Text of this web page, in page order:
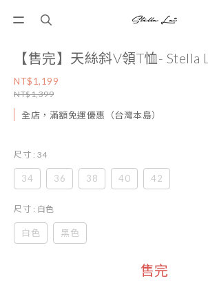
【售完】天絲斜V領T恤- Stella
NT$1,199
NT$1,399
全店，滿額免運優惠（台灣本島）
尺寸 : 34
34 36 38 40 42
尺寸 : 白色
白色 黑色
售完